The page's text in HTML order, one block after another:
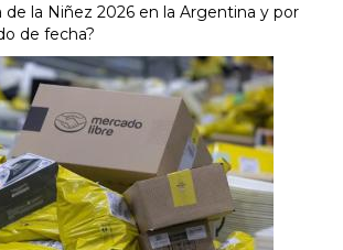
de la Niñez 2026 en la Argentina y por
de fecha?